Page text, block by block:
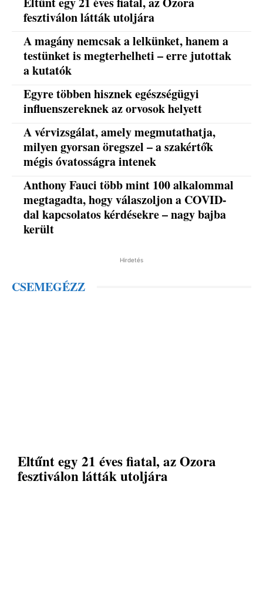
fesztiválon látták utoljára
A magány nemcsak a lelkünket, hanem a
testünket is megterhelheti – erre jutottak
a kutatók
Egyre többen hisznek egészségügyi
influenszereknek az orvosok helyett
A vérvizsgálat, amely megmutathatja,
milyen gyorsan öregszel – a szakértők
mégis óvatosságra intenek
Anthony Fauci több mint 100 alkalommal
megtagadta, hogy válaszoljon a COVID-
dal kapcsolatos kérdésekre – nagy bajba
került
Hirdetés
CSEMEGÉZZ
Eltűnt egy 21 éves fiatal, az Ozora
fesztiválon látták utoljára